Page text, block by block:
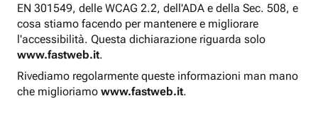
EN 301549, delle WCAG 2.2, dell'ADA e della Sec. 508, e
cosa stiamo facendo per mantenere e migliorare
l'accessibilità. Questa dichiarazione riguarda solo
www.fastweb.it.
Rivediamo regolarmente queste informazioni man mano
che miglioriamo www.fastweb.it.